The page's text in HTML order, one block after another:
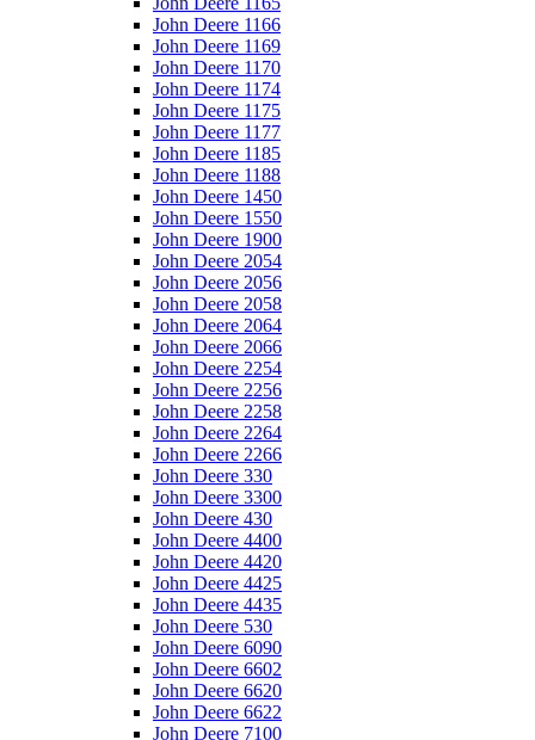
John Deere 1166
John Deere 1169
John Deere 1170
John Deere 1174
John Deere 1175
John Deere 1177
John Deere 1185
John Deere 1188
John Deere 1450
John Deere 1550
John Deere 1900
John Deere 2054
John Deere 2056
John Deere 2058
John Deere 2064
John Deere 2066
John Deere 2254
John Deere 2256
John Deere 2258
John Deere 2264
John Deere 2266
John Deere 330
John Deere 3300
John Deere 430
John Deere 4400
John Deere 4420
John Deere 4425
John Deere 4435
John Deere 530
John Deere 6090
John Deere 6602
John Deere 6620
John Deere 6622
John Deere 7100